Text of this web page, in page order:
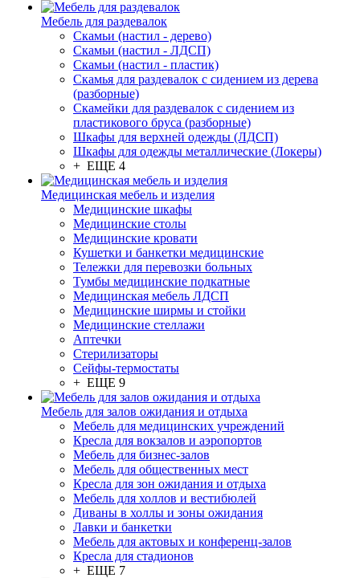
Мебель для раздевалок
Скамьи (настил - дерево)
Скамьи (настил - ЛДСП)
Скамьи (настил - пластик)
Скамья для раздевалок с сидением из дерева
(разборные)
Скамейки для раздевалок с сидением из
пластикового бруса (разборные)
Шкафы для верхней одежды (ЛДСП)
Шкафы для одежды металлические (Локеры)
+ ЕЩЕ 4
Медицинская мебель и изделия
Медицинские шкафы
Медицинские столы
Медицинские кровати
Кушетки и банкетки медицинские
Тележки для перевозки больных
Тумбы медицинские подкатные
Медицинская мебель ЛДСП
Медицинские ширмы и стойки
Медицинские стеллажи
Аптечки
Стерилизаторы
Сейфы-термостаты
+ ЕЩЕ 9
Мебель для залов ожидания и отдыха
Мебель для медицинских учреждений
Кресла для вокзалов и аэропортов
Мебель для бизнес-залов
Мебель для общественных мест
Кресла для зон ожидания и отдыха
Мебель для холлов и вестибюлей
Диваны в холлы и зоны ожидания
Лавки и банкетки
Мебель для актовых и конференц-залов
Кресла для стадионов
+ ЕЩЕ 7